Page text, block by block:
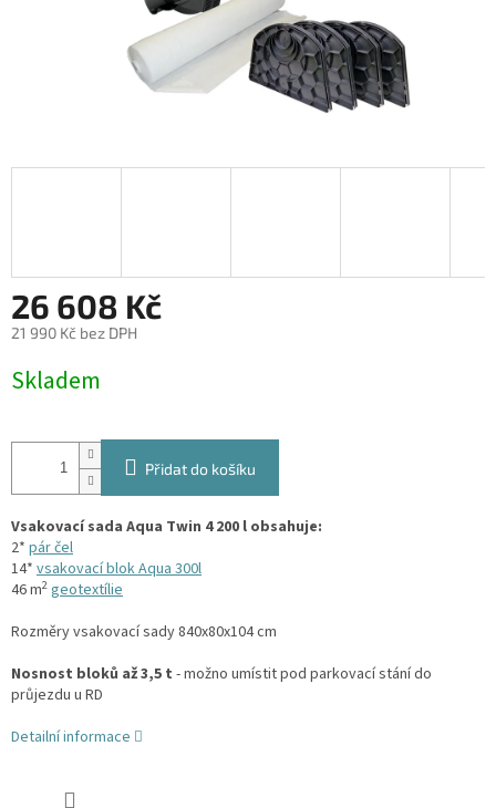
26 608 Kč
21 990 Kč bez DPH
cena:
Skladem
Přidat do košíku
Vsakovací sada Aqua Twin 4 200 l obsahuje:
2* pár čel
14* vsakovací blok Aqua 300l
46 m2 geotextílie
Rozměry vsakovací sady 840x80x104 cm
Nosnost bloků až 3,5 t - možno umístit pod parkovací stání do
průjezdu u RD
Detailní informace